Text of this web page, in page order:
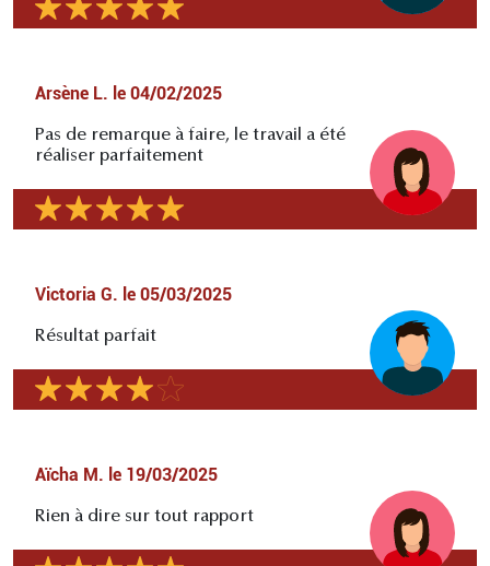
Arsène L. le 04/02/2025
Pas de remarque à faire, le travail a été
réaliser parfaitement
Victoria G. le 05/03/2025
Résultat parfait
Aïcha M. le 19/03/2025
Rien à dire sur tout rapport